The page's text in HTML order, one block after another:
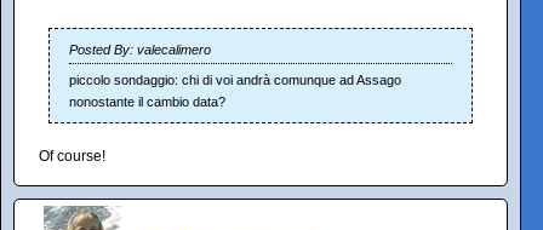
Posted By: valecalimero
piccolo sondaggio: chi di voi andrà comunque ad Assago
nonostante il cambio data?
Of course!